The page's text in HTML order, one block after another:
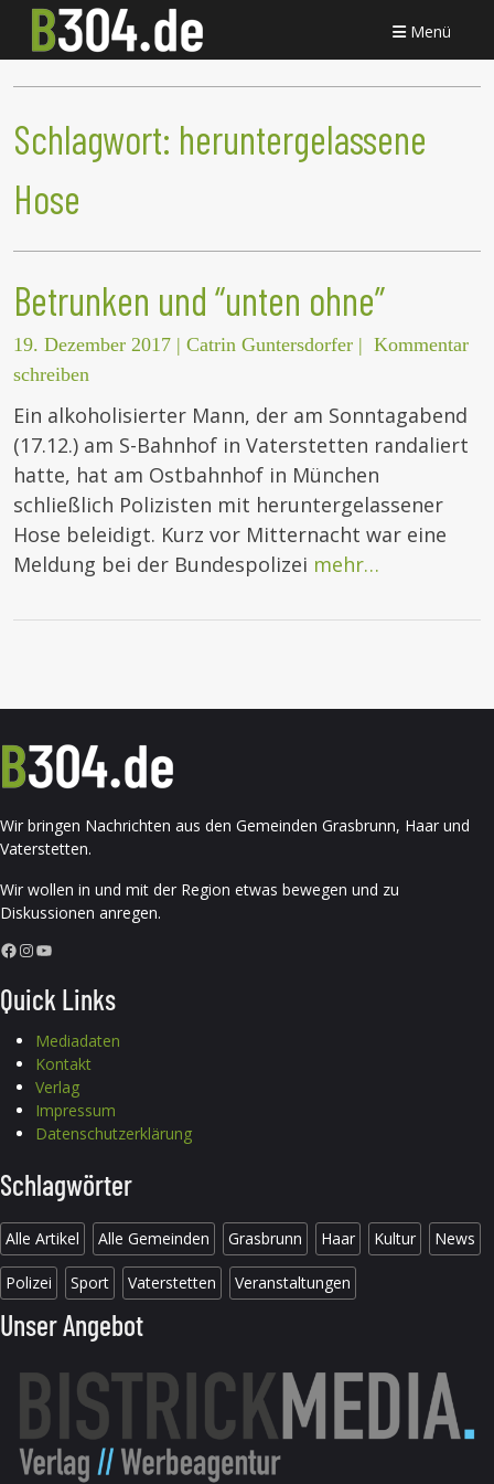
Menü
Schlagwort: heruntergelassene
Hose
Betrunken und “unten ohne”
19. Dezember 2017 | Catrin Guntersdorfer | Kommentar
schreiben
Ein alkoholisierter Mann, der am Sonntagabend
(17.12.) am S-Bahnhof in Vaterstetten randaliert
hatte, hat am Ostbahnhof in München
schließlich Polizisten mit heruntergelassener
Hose beleidigt. Kurz vor Mitternacht war eine
Meldung bei der Bundespolizei mehr…
Wir bringen Nachrichten aus den Gemeinden Grasbrunn, Haar und
Vaterstetten.
Wir wollen in und mit der Region etwas bewegen und zu
Diskussionen anregen.
Facebook InstagramYouTube
Quick Links
Mediadaten
Kontakt
Verlag
Impressum
Datenschutzerklärung
Schlagwörter
Alle Artikel Alle Gemeinden Grasbrunn Haar Kultur News
Polizei Sport Vaterstetten Veranstaltungen
Unser Angebot